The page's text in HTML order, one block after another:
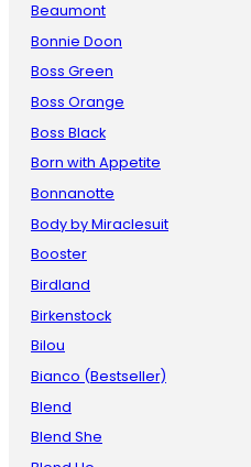
Beaumont
Bonnie Doon
Boss Green
Boss Orange
Boss Black
Born with Appetite
Bonnanotte
Body by Miraclesuit
Booster
Birdland
Birkenstock
Bilou
Bianco (Bestseller)
Blend
Blend She